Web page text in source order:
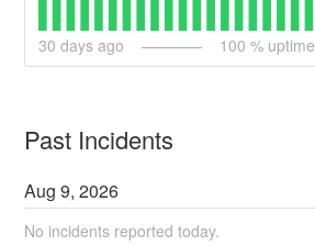
30 days ago 100 % uptime
Past Incidents
Aug9,2026
No incidents reported today.